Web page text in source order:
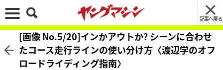
記事へ戻る
[画像 No.5/20]インかアウトか? シーンに合わせ
たコース走行ラインの使い分け方〈渡辺学のオフ
ロードライディング指南〉